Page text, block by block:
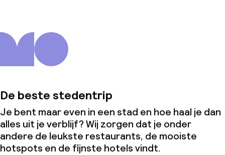
De beste stedentrip
Je bent maar even in een stad en hoe haal je dan
alles uit je verblijf? Wij zorgen dat je onder
andere de leukste restaurants, de mooiste
hotspots en de fijnste hotels vindt.